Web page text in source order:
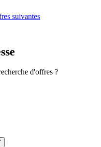
suivantes
d'offres ?